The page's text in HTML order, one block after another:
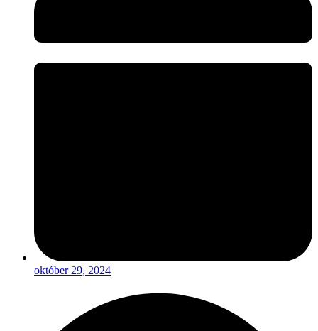
október 29, 2024